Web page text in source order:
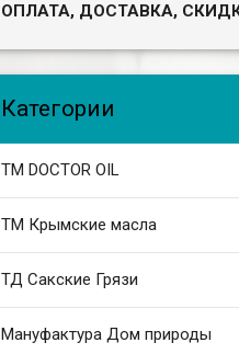
ОПЛАТА, ДОСТАВКА,
Категории
ТМ DOCTOR OIL
ТМ Крымские масла
ТД Сакские Грязи
Мануфактура Дом природы